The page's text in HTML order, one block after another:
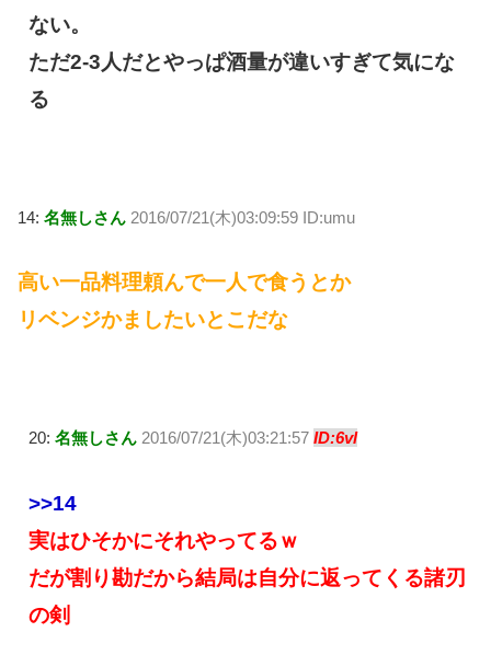
ない。
ただ2-3人だとやっぱ酒量が違いすぎて気にな
る
14: 名無しさん 2016/07/21(木)03:09:59 ID:umu
高い一品料理頼んで一人で食うとか
リベンジかましたいとこだな
20: 名無しさん 2016/07/21(木)03:21:57 ID:6vl
>>14
実はひそかにそれやってるｗ
だが割り勘だから結局は自分に返ってくる諸刃
の剣